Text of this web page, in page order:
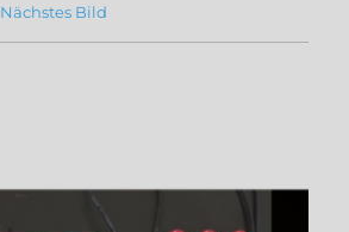
Nächstes Bild